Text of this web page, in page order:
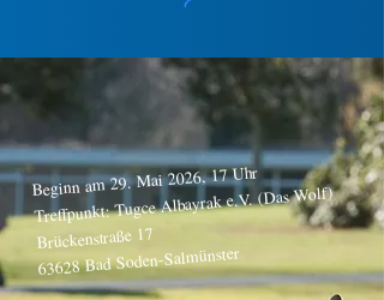
Beginn am 29. Mai 2026, 17 Uhr
Treffpunkt: Tugce Albayrak e.V. (Das Wolf)
Brückenstraße 17
63628 Bad Soden-Salmünster